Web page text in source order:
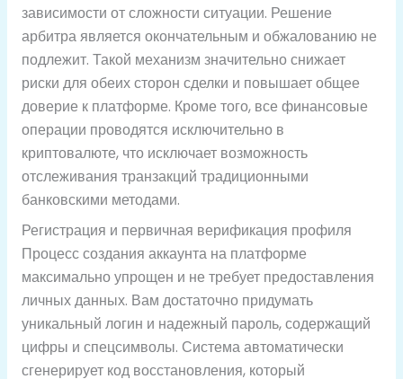
зависимости от сложности ситуации. Решение
арбитра является окончательным и обжалованию не
подлежит. Такой механизм значительно снижает
риски для обеих сторон сделки и повышает общее
доверие к платформе. Кроме того, все финансовые
операции проводятся исключительно в
криптовалюте, что исключает возможность
отслеживания транзакций традиционными
банковскими методами.
Регистрация и первичная верификация профиля
Процесс создания аккаунта на платформе
максимально упрощен и не требует предоставления
личных данных. Вам достаточно придумать
уникальный логин и надежный пароль, содержащий
цифры и спецсимволы. Система автоматически
сгенерирует код восстановления, который